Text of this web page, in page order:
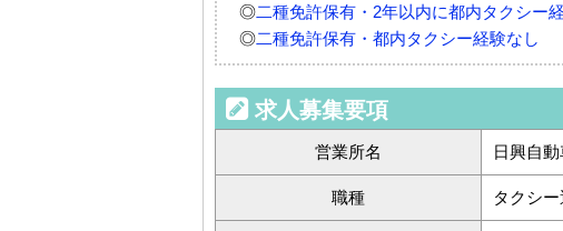
◎二種免許保有・2年以内に都内タクシー
◎二種免許保有・都内タクシー経験なし
求人募集要項
営業所名 日興自
職種 タクシ